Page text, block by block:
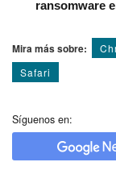
ransomware
Mira más sobre:
Safari
Síguenos en: